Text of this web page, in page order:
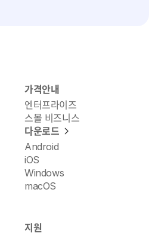
가격안내
엔터프라이즈
스몰 비즈니스
다운로드
Android
iOS
Windows
macOS
지원